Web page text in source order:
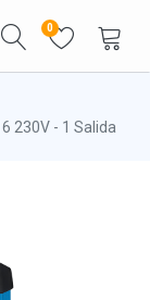
0
230V - 1 Salida